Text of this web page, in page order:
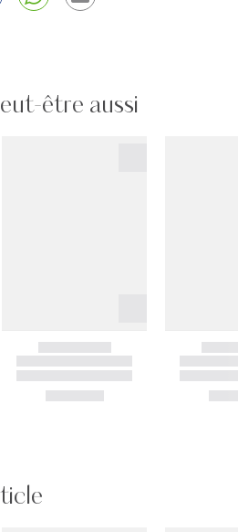
être aussi